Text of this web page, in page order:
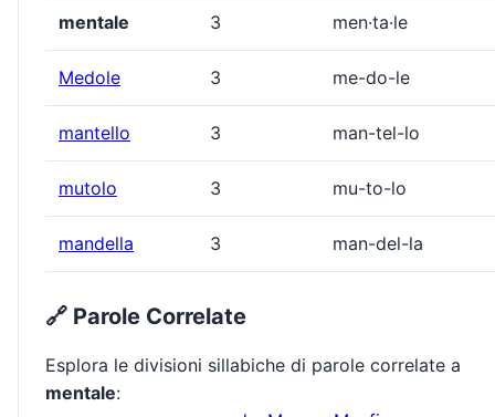
mentale 3 men·ta·le
Medole 3 me-do-le
mantello 3 man-tel-lo
mutolo 3 mu-to-lo
mandella 3 man-del-la
🔗 Parole Correlate
Esplora le divisioni sillabiche di parole correlate a
mentale: